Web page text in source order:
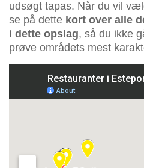
udsøgt tapas. Når du vil
se på dette kort over alle
i dette opslag, så du ikke
prøve områdets mest